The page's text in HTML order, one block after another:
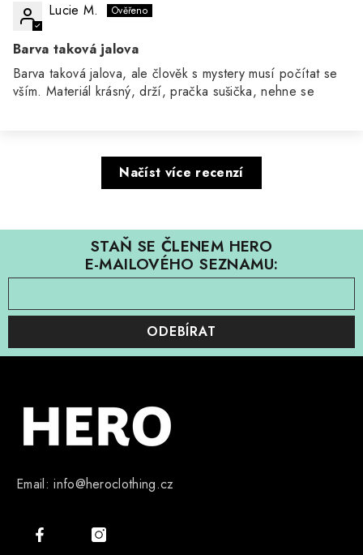
Lucie M.
Barva taková jalova
Barva taková jalova, ale člověk s mystery musí počítat se
vším. Materiál krásný, drží, pračka sušička, nehne se
Načíst více recenzí
STAŇ SE ČLENEM HERO
E-MAILOVÉHO SEZNAMU:
ODEBÍRAT
Email: info@heroclothing.cz